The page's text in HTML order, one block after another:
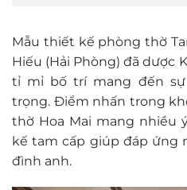
Mẫu thiết kế phòng thờ
Hiếu (Hải Phòng) đã dược
tỉ mỉ bố trí mang đến
trọng. Điểm nhấn trong
thờ Hoa Mai mang nhiều
kế tam cấp giúp đáp ứng
đình anh.